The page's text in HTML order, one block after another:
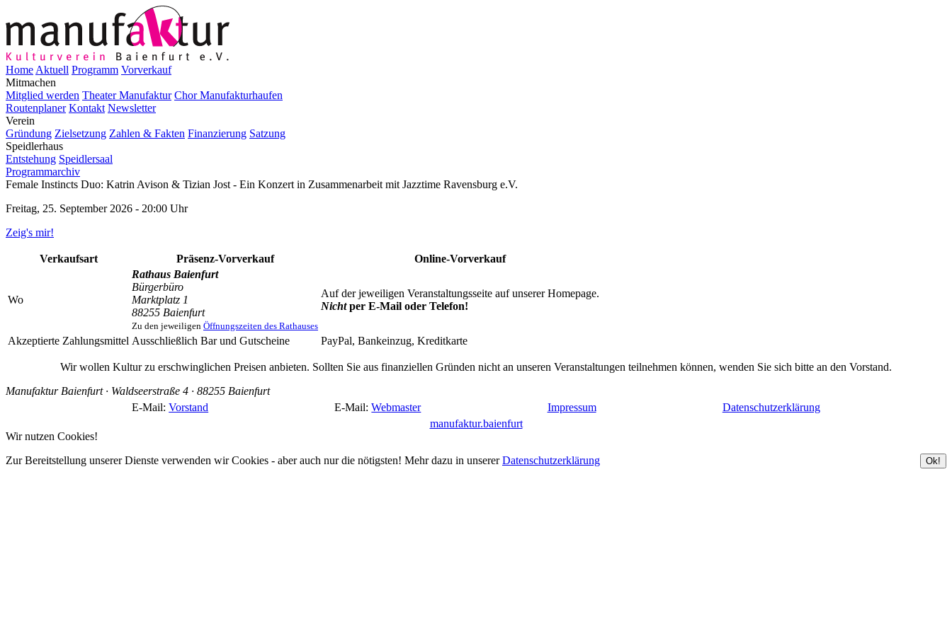
Home Aktuell Programm Vorverkauf
Mitmachen
Mitglied werden Theater Manufaktur Chor Manufakturhaufen
Routenplaner Kontakt Newsletter
Verein
Gründung Zielsetzung Zahlen & Fakten Finanzierung Satzung
Speidlerhaus
Entstehung Speidlersaal
Programmarchiv
Female Instincts Duo: Katrin Avison & Tizian Jost - Ein Konzert in Zusammenarbeit mit Jazztime Ravensburg e.V.
Freitag, 25. September 2026 - 20:00 Uhr
Zeig's mir!
Verkaufsart Präsenz-Vorverkauf Online-Vorverkauf
Wo
Rathaus Baienfurt
Bürgerbüro
Marktplatz 1
88255 Baienfurt
Zu den jeweiligen Öffnungszeiten des Rathauses
Auf der jeweiligen Veranstaltungsseite auf unserer Homepage.
Nichtper E-Mail oder Telefon!
Akzeptierte Zahlungsmittel Ausschließlich Bar und Gutscheine PayPal, Bankeinzug, Kreditkarte
Wir wollen Kultur zu erschwinglichen Preisen anbieten. Sollten Sie aus finanziellen Gründen nicht an unseren Veranstaltungen teilnehmen können, wenden Sie sich bitte an den Vorstand.
Manufaktur Baienfurt · Waldseerstraße 4 · 88255 Baienfurt
E-Mail:Vorstand E-Mail:Webmaster Impressum
Datenschutzerklärung
manufaktur.baienfurt
Wir nutzen Cookies!
Zur Bereitstellung unserer Dienste verwenden wir Cookies - aber auch nur die nötigsten! Mehr dazu in unsererDatenschutzerklärung Ok!